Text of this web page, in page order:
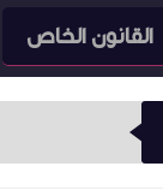
القانون الخاص